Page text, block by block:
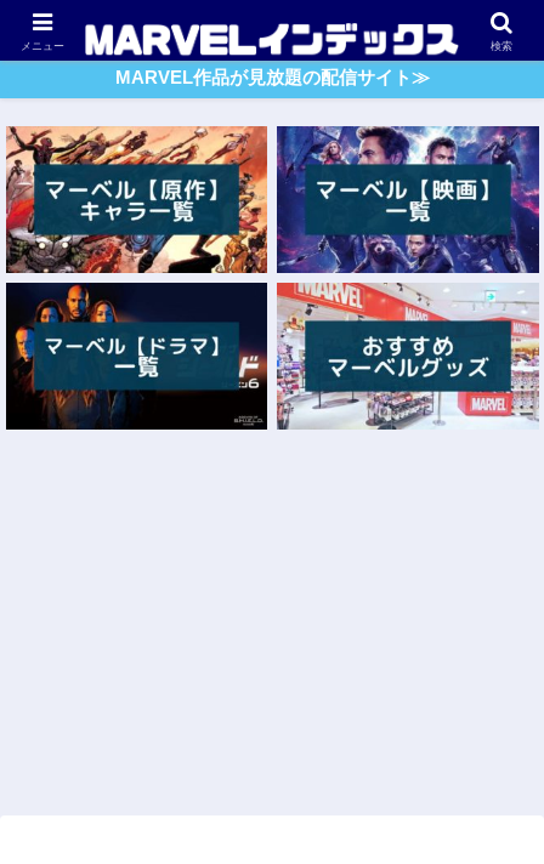
アベンジャーズ スパイダーマン ガーディアンズ・O・G
MARVEL作品が見放題の配信サイト≫
メニュー 検索